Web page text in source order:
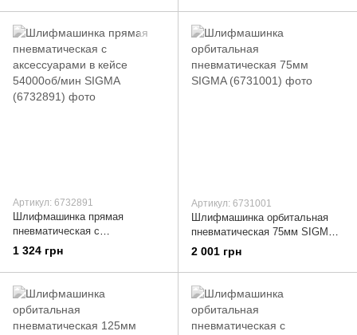
Артикул: 6732891
Шлифмашинка прямая
пневматическая с
аксессуарами в кейсе 54000об/
мин SIGMA (6732891)
1 324 грн
Артикул: 6731001
Шлифмашинка орбитальная
пневматическая 75мм SIGMA
(6731001)
2 001 грн